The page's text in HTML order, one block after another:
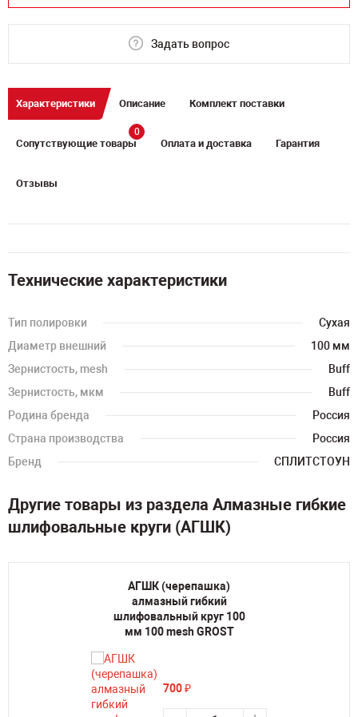
Задать вопрос
Характеристики Описание Комплект поставки
Сопутствующие товары
0
Оплата и доставка Гарантия
Отзывы
Технические характеристики
Тип полировки
Сухая
Диаметр внешний
100 мм
Зернистость, mesh
Buff
Зернистость, мкм
Buff
Родина бренда
Россия
Страна производства
Россия
Бренд
СПЛИТСТОУН
Другие товары из раздела Алмазные гибкие
шлифовальные круги (АГШК)
АГШК (черепашка)
алмазный гибкий
шлифовальный круг 100
мм 100 mesh GROST
700₽